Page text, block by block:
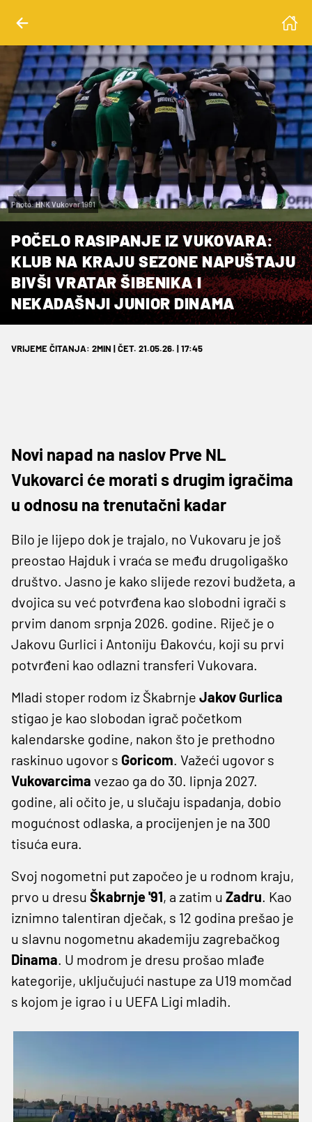
Photo: HNK Vukovar 1991
POČELO RASIPANJE IZ VUKOVARA:
KLUB NA KRAJU SEZONE NAPUŠTAJU
BIVŠI VRATAR ŠIBENIKA I
NEKADAŠNJI JUNIOR DINAMA
VRIJEME ČITANJA: 2MIN | ČET. 21.05.26. | 17:45
Novi napad na naslov Prve NL
Vukovarci će morati s drugim igračima
u odnosu na trenutačni kadar
Bilo je lijepo dok je trajalo, no Vukovaru je još
preostao Hajduk i vraća se među drugoligaško
društvo. Jasno je kako slijede rezovi budžeta, a
dvojica su već potvrđena kao slobodni igrači s
prvim danom srpnja 2026. godine. Riječ je o
Jakovu Gurlici i Antoniju Đakovću, koji su prvi
potvrđeni kao odlazni transferi Vukovara.
Mladi stoper rodom iz Škabrnje Jakov Gurlica
stigao je kao slobodan igrač početkom
kalendarske godine, nakon što je prethodno
raskinuo ugovor s Goricom. Važeći ugovor s
Vukovarcima vezao ga do 30. lipnja 2027.
godine, ali očito je, u slučaju ispadanja, dobio
mogućnost odlaska, a procijenjen je na 300
tisuća eura.
Svoj nogometni put započeo je u rodnom kraju,
prvo u dresu Škabrnje '91, a zatim u Zadru. Kao
iznimno talentiran dječak, s 12 godina prešao je
u slavnu nogometnu akademiju zagrebačkog
Dinama. U modrom je dresu prošao mlađe
kategorije, uključujući nastupe za U19 momčad
s kojom je igrao i u UEFA Ligi mladih.